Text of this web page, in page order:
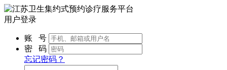
用户登录
账 号
密 码
忘记密码？